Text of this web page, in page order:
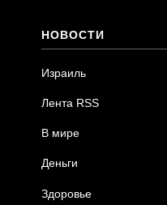
НОВОСТИ
Израиль
Лента RSS
В мире
Деньги
Здоровье